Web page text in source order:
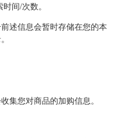
间/次数。
述信息会暂时存储在您的本
集您对商品的加购信息。